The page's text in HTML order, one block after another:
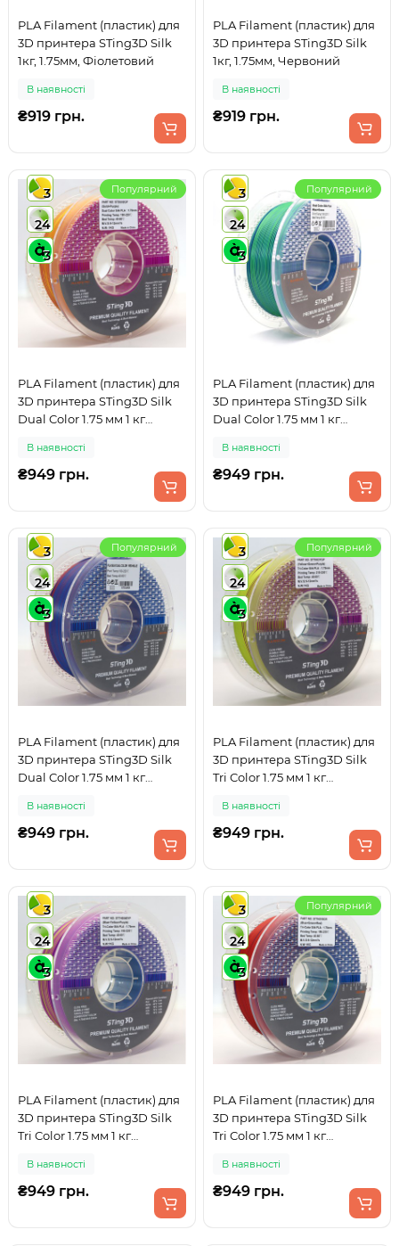
PLA Filament (пластик) для
3D принтера STing3D Silk
1кг, 1.75мм, Фіолетовий
В наявності
₴919 грн.
PLA Filament (пластик) для
3D принтера STing3D Silk
1кг, 1.75мм, Червоний
В наявності
₴919 грн.
3
24
3
Популярний
PLA Filament (пластик) для
3D принтера STing3D Silk
Dual Color 1.75 мм 1 кг
Фіолетовий
В наявності
₴949 грн.
3
24
3
Популярний
PLA Filament (пластик) для
3D принтера STing3D Silk
Dual Color 1.75 мм 1 кг
Зелений
В наявності
₴949 грн.
3
24
3
Популярний
PLA Filament (пластик) для
3D принтера STing3D Silk
Dual Color 1.75 мм 1 кг
Синій
В наявності
₴949 грн.
3
24
3
Популярний
PLA Filament (пластик) для
3D принтера STing3D Silk
Tri Color 1.75 мм 1 кг
Зелений + Фіолетовий
В наявності
₴949 грн.
3
24
3
PLA Filament (пластик) для
3D принтера STing3D Silk
Tri Color 1.75 мм 1 кг
Жовтий + Фіолетовий
В наявності
₴949 грн.
3
24
3
Популярний
PLA Filament (пластик) для
3D принтера STing3D Silk
Tri Color 1.75 мм 1 кг
Зелений + Червоний
В наявності
₴949 грн.